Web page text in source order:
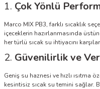
1. Çok Yönlü
Marco MIX PB3, farklı sıcaklık
içeceklerin hazırlanmasında
her türlü sıcak su ihtiyacını
2. Güvenilirlik ve
Geniş su haznesi ve hızlı ısıtma
kesintisiz sıcak su temini sağlar.